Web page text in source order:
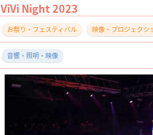
ViVi Night 2023
お祭り・フェスティバル 映像・プロジェクシ
音響・照明・映像